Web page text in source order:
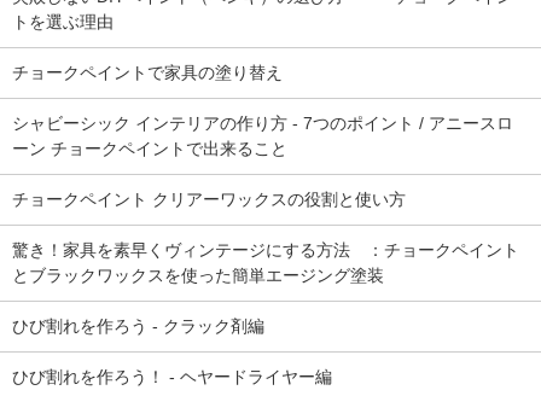
トを選ぶ理由
チョークペイントで家具の塗り替え
シャビーシック インテリアの作り方 - 7つのポイント / アニースロ
ーン チョークペイントで出来ること
チョークペイント クリアーワックスの役割と使い方
驚き！家具を素早くヴィンテージにする方法 ：チョークペイント
とブラックワックスを使った簡単エージング塗装
ひび割れを作ろう - クラック剤編
ひび割れを作ろう！ - ヘヤードライヤー編